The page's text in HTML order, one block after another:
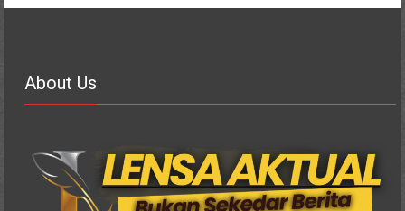
About Us